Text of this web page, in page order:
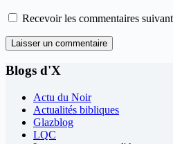
Recevoir les commentaires
Laisser un commentaire
Blogs d'X
Actu du Noir
Actualités bibliques
Glazblog
LQC